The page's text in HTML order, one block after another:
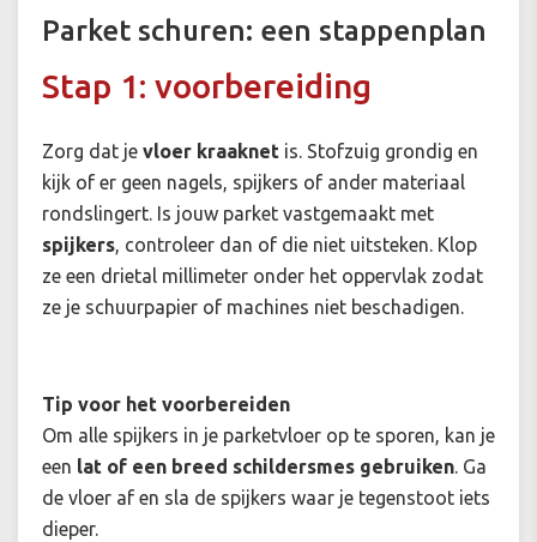
Parket schuren: een stappenplan
Stap 1: voorbereiding
Zorg dat je vloer kraaknet is. Stofzuig grondig en
kijk of er geen nagels, spijkers of ander materiaal
rondslingert. Is jouw parket vastgemaakt met
spijkers, controleer dan of die niet uitsteken. Klop
ze een drietal millimeter onder het oppervlak zodat
ze je schuurpapier of machines niet beschadigen.
Tip voor het voorbereiden
Om alle spijkers in je parketvloer op te sporen, kan je
een lat of een breed schildersmes gebruiken. Ga
de vloer af en sla de spijkers waar je tegenstoot iets
dieper.